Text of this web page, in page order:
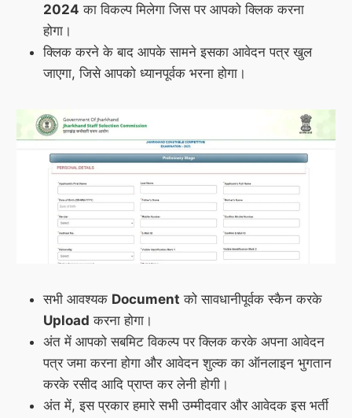
2024 का विकल्प मिलेगा जिस पर आपको क्लिक करना
होगा।
क्लिक करने के बाद आपके सामने इसका आवेदन पत्र खुल
जाएगा, जिसे आपको ध्यानपूर्वक भरना होगा।
सभी आवश्यक Document को सावधानीपूर्वक स्कैन करके
Upload करना होगा।
अंत में आपको सबमिट विकल्प पर क्लिक करके अपना आवेदन
पत्र जमा करना होगा और आवेदन शुल्क का ऑनलाइन भुगतान
करके रसीद आदि प्राप्त कर लेनी होगी।
अंत में, इस प्रकार हमारे सभी उम्मीदवार और आवेदक इस भर्ती